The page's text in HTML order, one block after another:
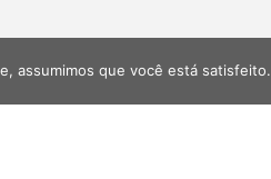
assumimos que você está satisfeito.